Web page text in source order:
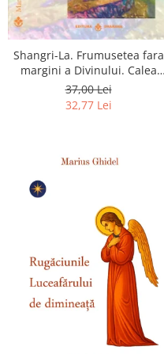
Shangri-La. Frumusetea fara
margini a Divinului. Calea
catre fericire
37,00 Lei
32,77 Lei